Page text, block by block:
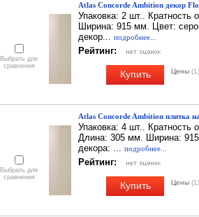
Выбрать для
сравнения
Atlas Concorde Ambition декор
Упаковка: 2 шт.. Кратность
Ширина: 915 мм. Цвет:
декор... подробнее...
Рейтинг:
Купить Цены (1)
Выбрать для
сравнения
Atlas Concorde Ambition плитка
Упаковка: 4 шт.. Кратность
Длина: 305 мм. Ширина:
декора: ... подробнее...
Рейтинг:
Купить Цены (1)